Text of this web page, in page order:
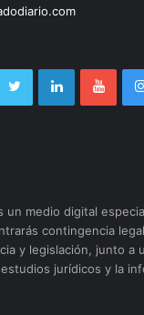
un medio digital
contingencia
y legislación, junto a
jurídicos y la